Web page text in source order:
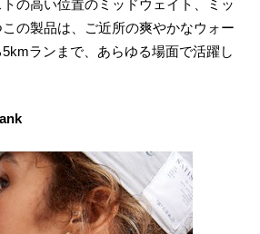
の高い位置のミッドウェイト、ミッ
の製品は、ご近所の爽やかなウォー
ランまで、あらゆる場面で活躍し